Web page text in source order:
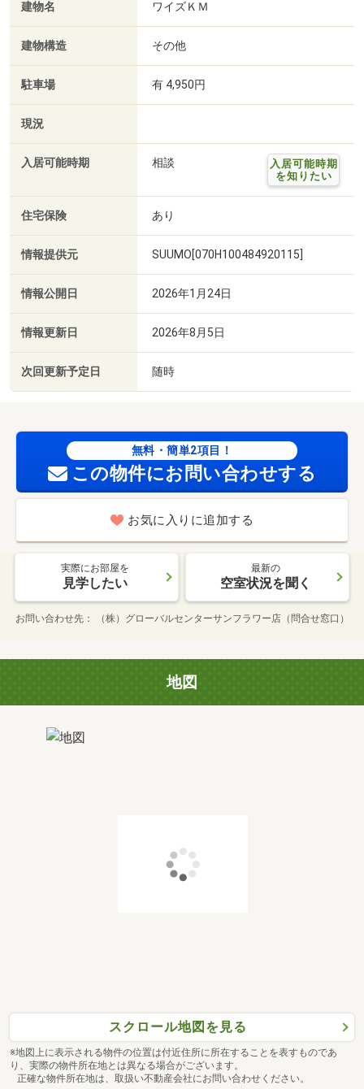
建物名 ワイズＫＭ
建物構造 その他
駐車場 有 4,950円
現況
入居可能時期 相談
入居可能時期
を知りたい
住宅保険 あり
情報提供元 SUUMO[070H100484920115]
情報公開日 2026年1月24日
情報更新日 2026年8月5日
次回更新予定日 随時
無料・簡単2項目！
この物件にお問い合わせする
お気に入りに追加する
実際にお部屋を
見学したい
最新の
空室状況を聞く
お問い合わせ先 （株）グローバルセンターサンフラワー店（問合せ窓口）
地図
スクロール地図を見る
※地図上に表示される物件の位置は付近住所に所在することを表すものであ
り、実際の物件所在地とは異なる場合がございます。
正確な物件所在地は、取扱い不動産会社にお問い合わせください。